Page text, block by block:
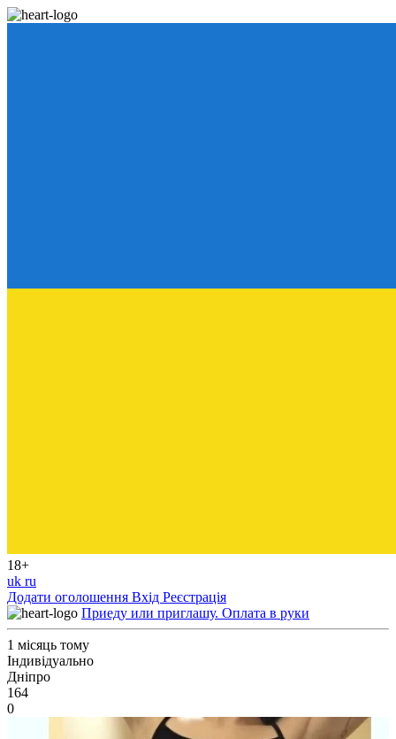
18+
uk ru
Додати оголошення Вхід Реєстрація
Приеду или приглашу. Оплата в руки
1 місяць тому
Індивідуально
Дніпро
164
0